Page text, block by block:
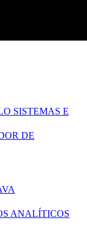
SISTEMAS E
DE
ANALÍTICOS